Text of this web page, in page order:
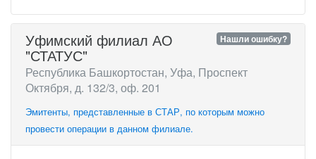
Нашли ошибку?
Уфимский филиал АО
"СТАТУС"
Республика Башкортостан, Уфа, Проспект
Октября, д. 132/3, оф. 201
Эмитенты, представленные в СТАР, по которым можно
провести операции в данном филиале.